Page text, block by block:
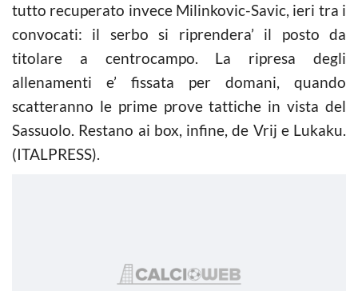
tutto recuperato invece Milinkovic-Savic, ieri tra i
convocati: il serbo si riprendera’ il posto da
titolare a centrocampo. La ripresa degli
allenamenti e’ fissata per domani, quando
scatteranno le prime prove tattiche in vista del
Sassuolo. Restano ai box, infine, de Vrij e Lukaku.
(ITALPRESS).